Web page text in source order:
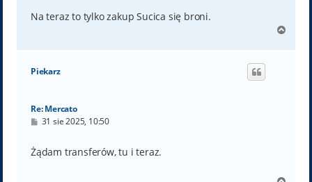
Na teraz to tylko zakup Sucica się broni.
g
Piekarz
Re: Mercato
P
t
31 sie 2025, 10:50
Żądam transferów, tu i teraz.